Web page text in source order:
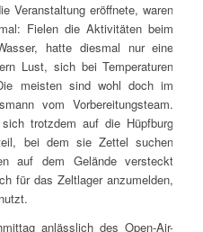
Veranstaltung eröffnete, waren
Fielen die Aktivitäten beim
hatte diesmal nur eine
Lust, sich bei Temperaturen
meisten sind wohl doch im
vom Vorbereitungsteam.
trotzdem auf die Hüpfburg
bei dem sie Zettel suchen
auf dem Gelände versteckt
für das Zeltlager anzumelden,
anlässlich des Open-Air-